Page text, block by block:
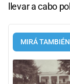
llevar a cabo
MIRÁ TAMBIÉN